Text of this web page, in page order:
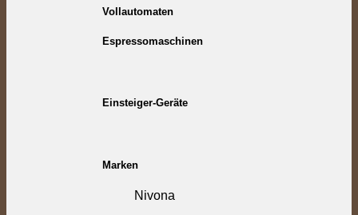
Vollautomaten
Espressomaschinen
Einsteiger-Geräte
Marken
Nivona